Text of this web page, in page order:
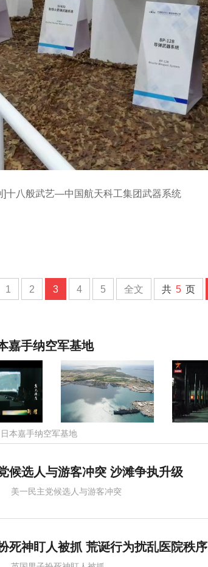
]十八般武艺—中国航天科工集团武器系统
1 2 3 4 5 全文 共 5 页
嘉手纳空军基地
本嘉手纳空军基地
候选人与游客冲突 沙滩争执升级
美一民主党候选人与游客冲突
死神盯人被抓 荒诞行为扰乱医院秩序